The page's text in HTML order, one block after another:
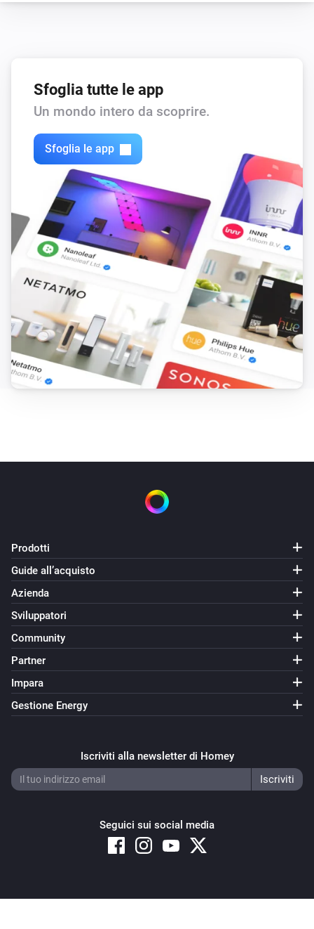
Sfoglia tutte le app
Un mondo intero da scoprire.
Sfoglia le app
Prodotti
Guide all’acquisto
Azienda
Sviluppatori
Community
Partner
Impara
Gestione Energy
Iscriviti alla newsletter di Homey
Seguici sui social media